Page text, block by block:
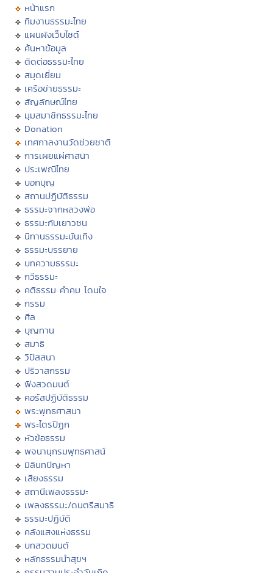
หน้าแรก
ทีมงานธรรมะไทย
แผนผังเว็บไซต์
ค้นหาข้อมูล
ติดต่อธรรมะไทย
สมุดเยี่ยม
เครือข่ายธรรมะ
สัญลักษณ์ไทย
มุมสมาชิกธรรมะไทย
Donation
เทศกาลงานวัดช่วยชาติ
การเผยแผ่ศาสนา
ประเพณีไทย
บอกบุญ
สถานปฏิบัติธรรม
ธรรมะจากหลวงพ่อ
ธรรมะกับเยาวชน
นิทานธรรมะบันเทิง
ธรรมะบรรยาย
บทความธรรมะ
กวีธรรมะ
คติธรรม คำคม โดนใจ
กรรม
ศีล
บุญทาน
สมาธิ
วิปัสสนา
ปริวาสกรรม
ฟังสวดมนต์
คอร์สปฏิบัติธรรม
พระพุทธศาสนา
พระไตรปิฏก
หัวข้อธรรม
พจนานุกรมพุทธศาสน์
มิลินทปัญหา
เสียงธรรม
สถานีเพลงธรรมะ
เพลงธรรมะ/ดนตรีสมาธิ
ธรรมะปฏิบัติ
คลังแสงแห่งธรรม
บทสวดมนต์
หลักธรรมนำสุขฯ